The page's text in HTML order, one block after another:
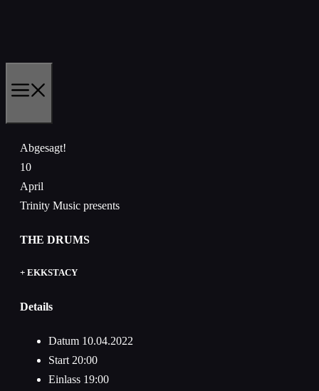
Abgesagt!
10
April
Trinity Music presents
THE DRUMS
+ EKKSTACY
Details
Datum 10.04.2022
Start 20:00
Einlass 19:00